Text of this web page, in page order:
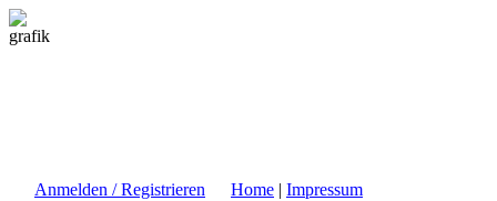
Anmelden / Registrieren Home | Impressum